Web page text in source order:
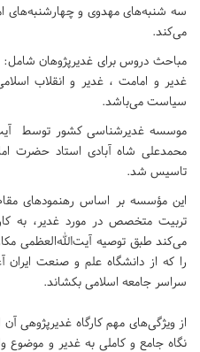
سه شنبه‌های مهدوی و چهارشنبه‌های
می‌کند.
مباحث دروس برای غدیرپژوهان
غدیر و امامت ، غدیر و انقلاب
سیاست می‌باشد.
موسسه غدیرشناسی کشور توسط آیت
محمدعلی شاه آبادی استاد حضرت
تاسیس شد.
این مؤسسه بر اساس رهنمودهای
تربیت متخصص در مورد غدیر، به
می‌کند طبق توصیه آیت‌الله‌العظمی
را که از دانشگاه علم و صنعت ایران
سراسر جامعه اسلامی بکشاند.
از ویژگی‌های مهم کارگاه غدیرپژوهی
نگاه جامع و کاملی به غدیر و موضوع